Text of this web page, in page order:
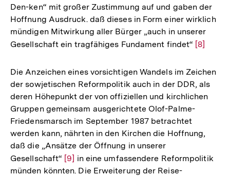
Den-ken“ mit großer Zustimmung auf und gaben der
Hoffnung Ausdruck. daß dieses in Form einer wirklich
mündigen Mitwirkung aller Bürger „auch in unserer
Gesellschaft ein tragfähiges Fundament findet“ Zur
der
Fußnote
[8]
Die Anzeichen eines vorsichtigen Wandels im Zeichen
der sowjetischen Reformpolitik auch in der DDR, als
deren Höhepunkt der von offiziellen und kirchlichen
Gruppen gemeinsam ausgerichtete Olof-Palme-
Friedensmarsch im September 1987 betrachtet
werden kann, nährten in den Kirchen die Hoffnung,
daß die „Ansätze der Öffnung in unserer
Gesellschaft“ Zur
Auflösung
[9] in eine umfassendere Reformpolitik
münden könnten. Die Erweiterung der Reise-